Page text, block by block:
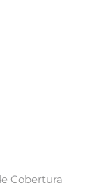
Cobertura